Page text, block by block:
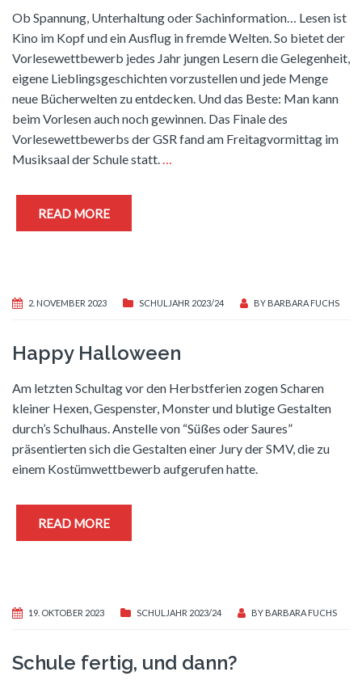
Ob Spannung, Unterhaltung oder Sachinformation… Lesen ist
Kino im Kopf und ein Ausflug in fremde Welten. So bietet der
Vorlesewettbewerb jedes Jahr jungen Lesern die Gelegenheit,
eigene Lieblingsgeschichten vorzustellen und jede Menge
neue Bücherwelten zu entdecken. Und das Beste: Man kann
beim Vorlesen auch noch gewinnen. Das Finale des
Vorlesewettbewerbs der GSR fand am Freitagvormittag im
Musiksaal der Schule statt.…
READ MORE
2. NOVEMBER 2023 SCHULJAHR 2023/24 BY BARBARA FUCHS
Happy Halloween
Am letzten Schultag vor den Herbstferien zogen Scharen
kleiner Hexen, Gespenster, Monster und blutige Gestalten
durch’s Schulhaus. Anstelle von “Süßes oder Saures”
präsentierten sich die Gestalten einer Jury der SMV, die zu
einem Kostümwettbewerb aufgerufen hatte.
READ MORE
19. OKTOBER 2023 SCHULJAHR 2023/24 BY BARBARA FUCHS
Schule fertig, und dann?